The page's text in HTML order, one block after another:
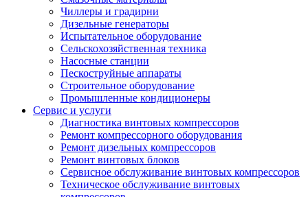
Чиллеры и градирни
Дизельные генераторы
Испытательное оборудование
Сельскохозяйственная техника
Насосные станции
Пескоструйные аппараты
Строительное оборудование
Промышленные кондиционеры
Сервис и услуги
Диагностика винтовых компрессоров
Ремонт компрессорного оборудования
Ремонт дизельных компрессоров
Ремонт винтовых блоков
Сервисное обслуживание винтовых компрессоров
Техническое обслуживание винтовых